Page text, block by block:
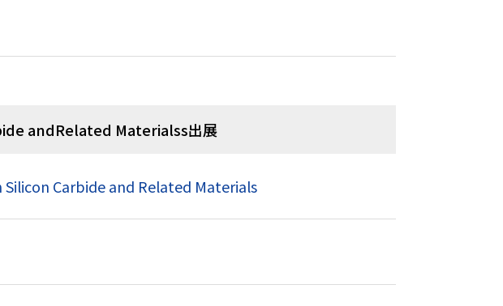
andRelated Materialss出展
Carbide and Related Materials